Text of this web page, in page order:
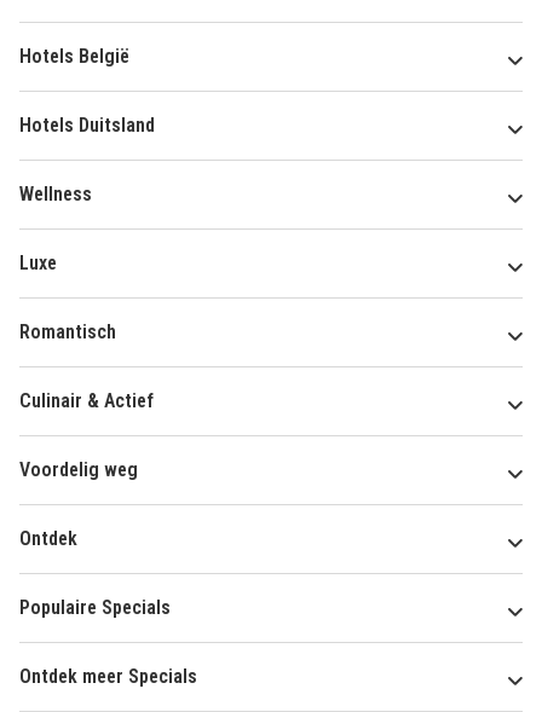
Hotels België
Hotels Duitsland
Wellness
Luxe
Romantisch
Culinair & Actief
Voordelig weg
Ontdek
Populaire Specials
Ontdek meer Specials